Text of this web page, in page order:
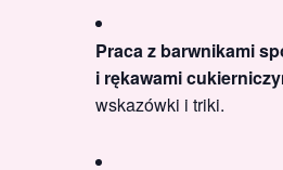
Praca z barwnikami
i rękawami
wskazówki i triki.